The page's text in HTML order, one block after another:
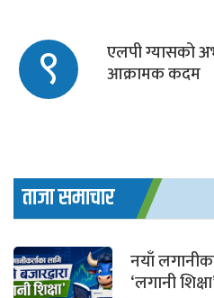
९ एलपी ग्यासको
आक्रामक कदम
ताजा समाचार
नयाँ
‘लगानी